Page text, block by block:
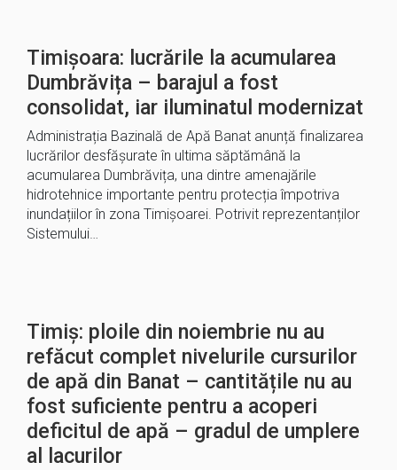
Timișoara: lucrările la acumularea
Dumbrăvița – barajul a fost
consolidat, iar iluminatul modernizat
Administrația Bazinală de Apă Banat anunță finalizarea
lucrărilor desfășurate în ultima săptămână la
acumularea Dumbrăvița, una dintre amenajările
hidrotehnice importante pentru protecția împotriva
inundațiilor în zona Timișoarei. Potrivit reprezentanților
Sistemului…
Timiș: ploile din noiembrie nu au
refăcut complet nivelurile cursurilor
de apă din Banat – cantitățile nu au
fost suficiente pentru a acoperi
deficitul de apă – gradul de umplere
al lacurilor